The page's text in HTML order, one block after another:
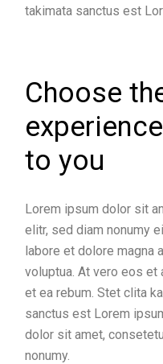
takimata sanctus est
Choose
to you
Lorem ipsum dolor sit
elitr, sed diam nonumy
labore et dolore magna
voluptua. At vero eos
et ea rebum. Stet clita
sanctus est Lorem
dolor sit amet,
nonumy.